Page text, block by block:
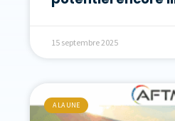
15 septembre 2025
A LA UNE